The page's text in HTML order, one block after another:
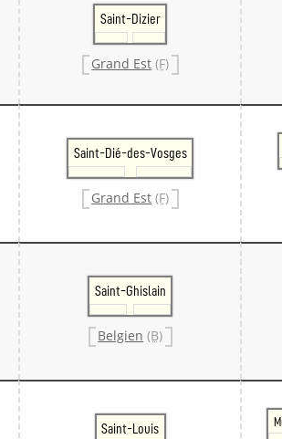
Saint-Dizier
Grand Est (F)
Saint-Dié-des-Vosges
Grand Est (F)
Saint-Ghislain
Belgien (B)
Saint-Louis